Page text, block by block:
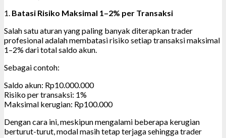
1. Batasi Risiko Maksimal 1–2% per Transaksi
Salah satu aturan yang paling banyak diterapkan trader
profesional adalah membatasi risiko setiap transaksi maksimal
1–2% dari total saldo akun.
Sebagai contoh:
Saldo akun: Rp10.000.000
Risiko per transaksi: 1%
Maksimal kerugian: Rp100.000
Dengan cara ini, meskipun mengalami beberapa kerugian
berturut-turut, modal masih tetap terjaga sehingga trader